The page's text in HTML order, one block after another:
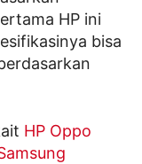
HP ini
bisa
HP Oppo